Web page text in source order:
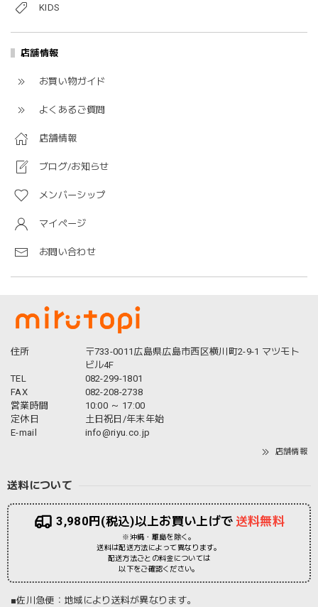
KIDS
店舗情報
お買い物ガイド
よくあるご質問
店舗情報
ブログ/お知らせ
メンバーシップ
マイページ
お問い合わせ
住所
〒733-0011広島県広島市西区横川町2-9-1 マツモト
ビル4F
TEL
082-299-1801
FAX
082-208-2738
営業時間
10:00 ～ 17:00
定休日
土日祝日/年末年始
E-mail
info@riyu.co.jp
店舗情報
送料について
3,980円(税込)以上お買い上げで 送料無料
※沖縄・離島を除く。
送料は配送方法によって異なります。
配送方法ごとの料金については
以下をご確認ください。
■佐川急便：地域により送料が異なります。